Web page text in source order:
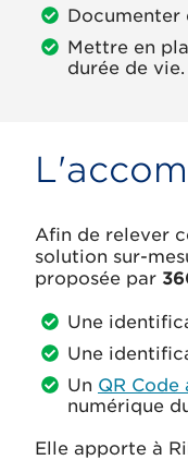
Documenter
Mettre en
durée de vie.
Afin de relever
solution sur-
proposée par
Une
Une
Un QR Code
numérique
Elle apporte à